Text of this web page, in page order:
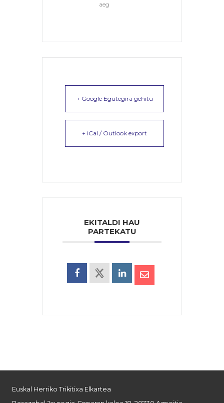
aeg
+ Google Egutegira gehitu
+ iCal / Outlook export
EKITALDI HAU
PARTEKATU
Euskal Herriko Trikitixa Elkartea